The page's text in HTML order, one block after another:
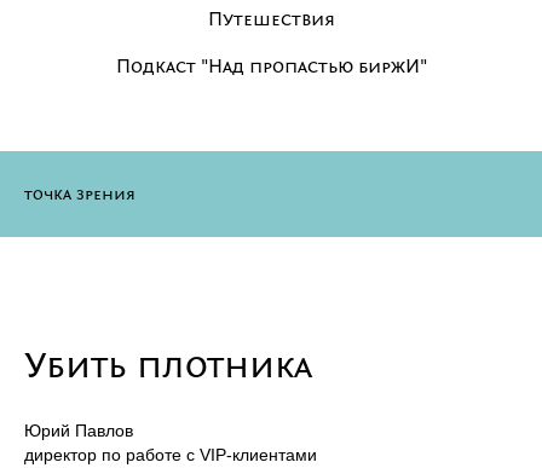
Путешествия
Подкаст "Над пропастью биржИ"
точка зрения
Убить плотника
Юрий Павлов
директор по работе с VIP-клиентами